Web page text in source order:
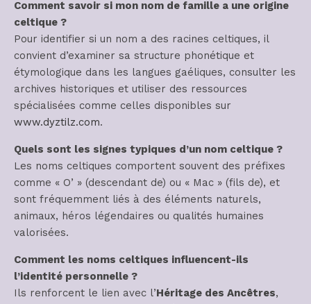
Comment savoir si mon nom de famille a une origine
celtique ?
Pour identifier si un nom a des racines celtiques, il
convient d’examiner sa structure phonétique et
étymologique dans les langues gaéliques, consulter les
archives historiques et utiliser des ressources
spécialisées comme celles disponibles sur
www.dyztilz.com.
Quels sont les signes typiques d’un nom celtique ?
Les noms celtiques comportent souvent des préfixes
comme « O’ » (descendant de) ou « Mac » (fils de), et
sont fréquemment liés à des éléments naturels,
animaux, héros légendaires ou qualités humaines
valorisées.
Comment les noms celtiques influencent-ils
l’identité personnelle ?
Ils renforcent le lien avec l’Héritage des Ancêtres,